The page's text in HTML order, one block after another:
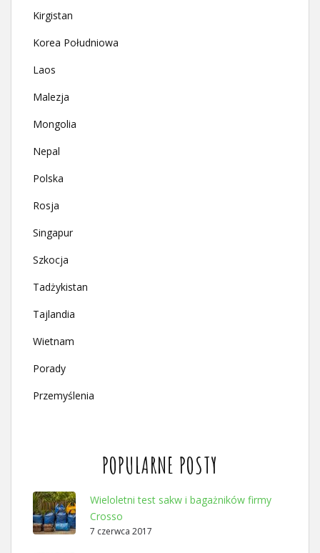
Kirgistan
Korea Południowa
Laos
Malezja
Mongolia
Nepal
Polska
Rosja
Singapur
Szkocja
Tadżykistan
Tajlandia
Wietnam
Porady
Przemyślenia
POPULARNE POSTY
Wieloletni test sakw i bagażników firmy
Crosso
7 czerwca 2017